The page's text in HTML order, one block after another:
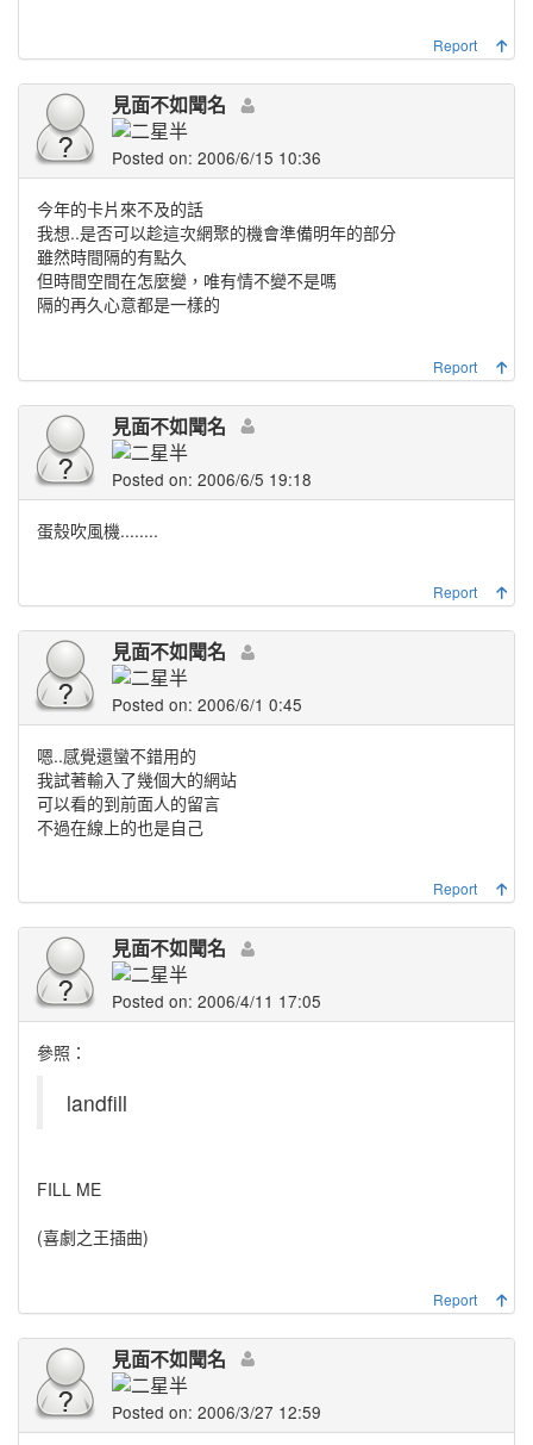
Report
見面不如聞名
Posted on: 2006/6/15 10:36
今年的卡片來不及的話
我想..是否可以趁這次網聚的機會準備明年的部分
雖然時間隔的有點久
但時間空間在怎麼變，唯有情不變不是嗎
隔的再久心意都是一樣的
Report
見面不如聞名
Posted on: 2006/6/5 19:18
蛋殼吹風機........
Report
見面不如聞名
Posted on: 2006/6/1 0:45
嗯..感覺還蠻不錯用的
我試著輸入了幾個大的網站
可以看的到前面人的留言
不過在線上的也是自己
Report
見面不如聞名
Posted on: 2006/4/11 17:05
參照：
landfill
FILL ME
(喜劇之王插曲)
Report
見面不如聞名
Posted on: 2006/3/27 12:59